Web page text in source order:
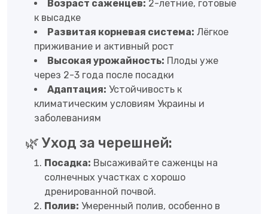
Возраст саженцев: 2-летние, готовые
к высадке
Развитая корневая система: Лёгкое
приживание и активный рост
Высокая урожайность: Плоды уже
через 2-3 года после посадки
Адаптация: Устойчивость к
климатическим условиям Украины и
заболеваниям
🌿 Уход за черешней:
Посадка: Высаживайте саженцы на
солнечных участках с хорошо
дренированной почвой.
Полив: Умеренный полив, особенно в